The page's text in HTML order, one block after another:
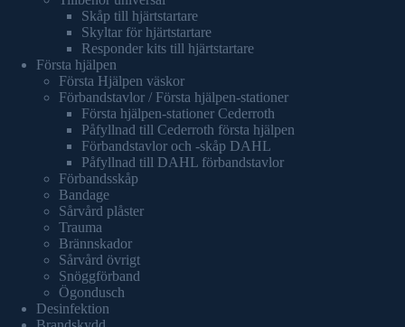
Skåp till hjärtstartare
Skyltar för hjärtstartare
Responder kits till hjärtstartare
Första hjälpen
Första Hjälpen väskor
Förbandstavlor / Första hjälpen-stationer
Första hjälpen-stationer Cederroth
Påfyllnad till Cederroth första hjälpen
Förbandstavlor och -skåp DAHL
Påfyllnad till DAHL förbandstavlor
Förbandsskåp
Bandage
Sårvård plåster
Trauma
Brännskador
Sårvård övrigt
Snöggförband
Ögondusch
Desinfektion